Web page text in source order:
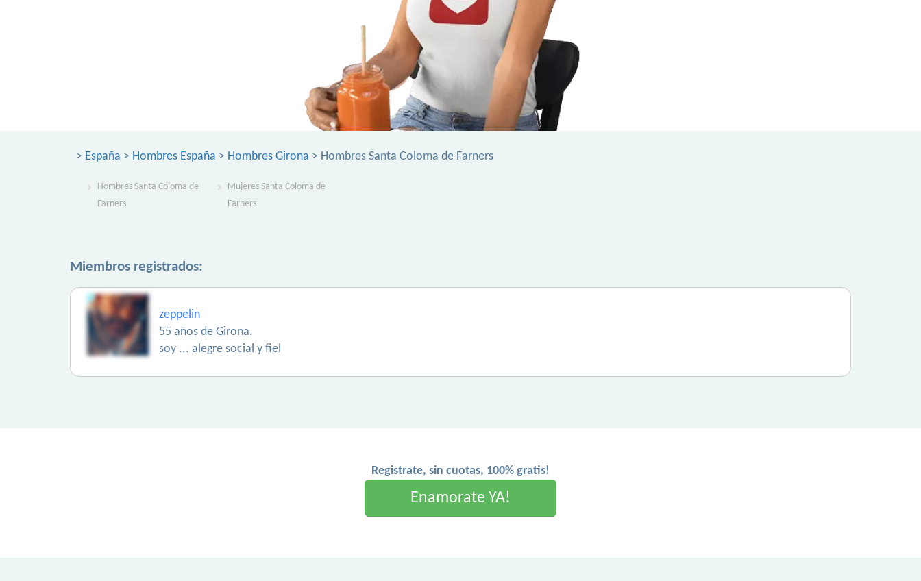
> España > Hombres España > Hombres Girona > Hombres Santa Coloma de Farners
Hombres Santa Coloma de
Farners
Mujeres Santa Coloma de
Farners
Miembros registrados:
zeppelin
55 años de Girona.
soy ... alegre social y fiel
Registrate, sin cuotas, 100% gratis!
Enamorate YA!